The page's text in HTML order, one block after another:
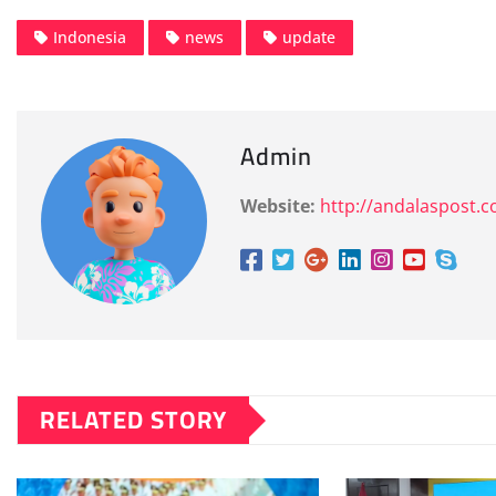
Indonesia news update
Admin
Website: http://
RELATED STORY